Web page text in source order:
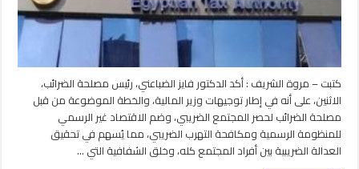
رسمية
مغلقة
كتبت – مروة الشريف : أكد الدكتور فايز الضباعني، رئيس مصلحة الضرائب،
الاثنين، على أنه في إطار توجيهات وزير المالية، والخطة الموضوعة من قبل
مصلحة الضرائب لحصر المجتمع الضريبي، وضم الاقتصاد غير الرسمي
للمنظومة الرسمية ومكافحة التهرب الضريبي، مما يُسهم في تحقيق
العدالة الضريبية بين أفراد المجتمع كله، وخلق الشفافية التي …